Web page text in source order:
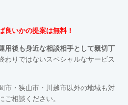
良いかの提案は無料！
用後も身近な相談相手として親切丁
わりではないスペシャルなサービス
市・狭山市・川越市以外の地域も対
ご相談ください。